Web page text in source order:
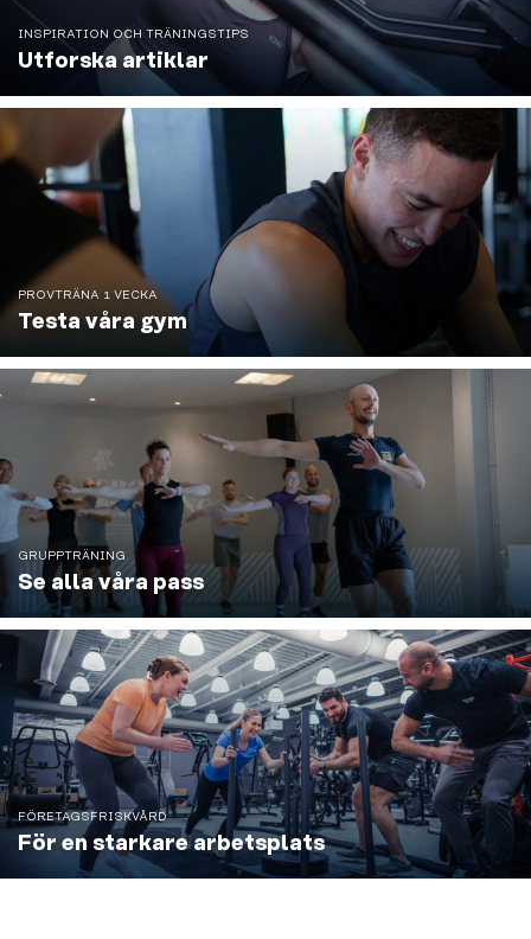
INSPIRATION OCH TRÄNINGSTIPS
Utforska artiklar
PROVTRÄNA 1 VECKA
Testa våra gym
GRUPPTRÄNING
Se alla våra pass
FÖRETAGSFRISKVÅRD
För en starkare arbetsplats